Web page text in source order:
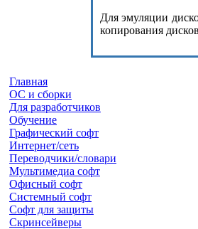
Для эмуляции
копирования
Главная
ОС и сборки
Для разработчиков
Обучение
Графический софт
Интернет/сеть
Переводчики/словари
Мультимедиа софт
Офисный софт
Системный софт
Софт для защиты
Скринсейверы